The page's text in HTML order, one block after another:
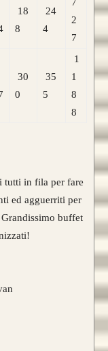
18
8
24
4
2
7
30
0
35
5
1
1
8
8
in fila per fare
ed agguerriti per
buffet